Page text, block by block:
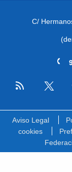
C/
RSS
Aviso Legal
cookies